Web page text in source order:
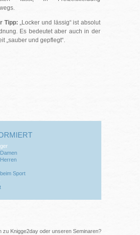
Tipp: „Locker und lässig“ ist absolut
Es bedeutet aber auch in der
„sauber und gepflegt“.
Sport
zu Knigge2day oder unseren Seminaren?